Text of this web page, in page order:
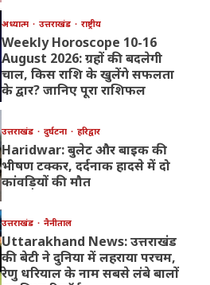
अध्यात्म उत्तराखंड राष्ट्रीय
Weekly Horoscope 10-16
August 2026: ग्रहों की बदलेगी
चाल, किस राशि के खुलेंगे सफलता
के द्वार? जानिए पूरा राशिफल
उत्तराखंड दुर्घटना हरिद्वार
Haridwar: बुलेट और बाइक की
भीषण टक्कर, दर्दनाक हादसे में दो
कांवड़ियों की मौत
उत्तराखंड नैनीताल
Uttarakhand News: उत्तराखंड
की बेटी ने दुनिया में लहराया परचम,
रेणु धरियाल के नाम सबसे लंबे बालों